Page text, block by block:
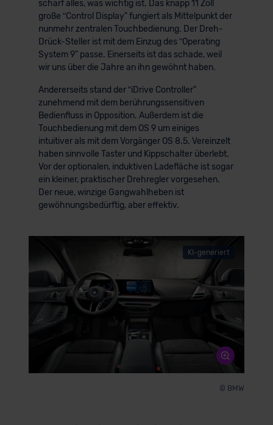
scharf alles, was wichtig ist. Das knapp 11 Zoll
große ʺControl Display" fungiert als Mittelpunkt der
nunmehr zentralen Touchbedienung. Der Dreh-
Drück-Steller ist mit dem Einzug des ʺOperating
System 9" passe. Einerseits ist das schade, weil
wir uns über die Jahre an ihn gewöhnt haben.
Andererseits stand der ʺiDrive Controller"
zunehmend mit dem berührungssensitiven
Bedienfluss in Opposition. Außerdem ist die
Touchbedienung mit dem OS 9 um einiges
intuitiver als mit dem Vorgänger OS 8.5. Vereinzelt
haben sinnvolle Taster und Kippschalter überlebt.
Vor der optionalen, induktiven Ladefläche ist sogar
ein kleiner, praktischer Drehregler vorgesehen.
Der neue, winzige Gangwahlheben ist
gewöhnungsbedürftig, aber effektiv.
KI-generiert
© BMW